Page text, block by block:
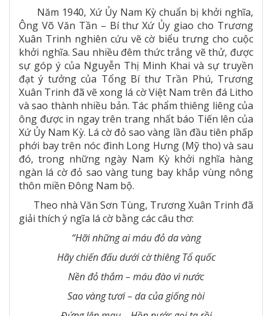
Năm 1940, Xứ Ủy Nam Kỳ chuẩn bị khởi nghĩa,
Ông Võ Văn Tần – Bí thư Xứ Ủy giao cho Trương
Xuân Trinh nghiên cứu vẽ cờ biểu trưng cho cuộc
khởi nghĩa. Sau nhiều đêm thức trắng vẽ thử, được
sự góp ý của Nguyễn Thị Minh Khai và sự truyền
đạt ý tưởng của Tổng Bí thư Trần Phú, Trương
Xuân Trinh đã vẽ xong lá cờ Việt Nam trên đá Litho
và sao thành nhiều bản. Tác phẩm thiêng liêng của
ông được in ngay trên trang nhất báo Tiến lên của
Xứ Ủy Nam Kỳ. Lá cờ đỏ sao vàng lần đầu tiên phấp
phới bay trên nóc đình Long Hưng (Mỹ tho) và sau
đó, trong những ngày Nam Kỳ khởi nghĩa hàng
ngàn lá cờ đỏ sao vàng tung bay khắp vùng nông
thôn miền Đông Nam bộ.
Theo nhà Văn Sơn Tùng, Trương Xuân Trinh đã
giải thích ý ngĩa lá cờ bằng các câu thơ:
“Hỡi những ai máu đỏ da vàng
Hãy chiến đấu dưới cờ thiêng Tổ quốc
Nền đỏ thắm – máu đào vì nước
Sao vàng tươi – da của giống nòi